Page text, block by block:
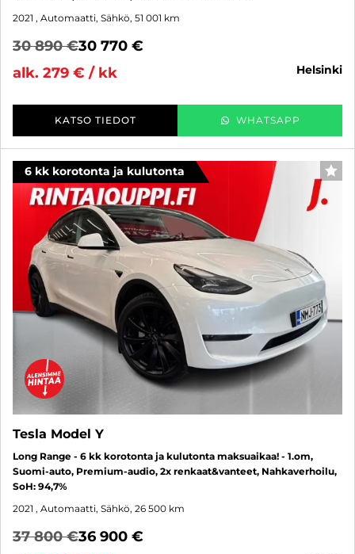
2021 , Automaatti, Sähkö, 51 001 km
30 890 €30 770 €
alk. 279 € / kk
helsinki
KATSO TIEDOT WHATSAPP
6 kk korotonta ja kulutonta
Tesla Model Y
Long Range - 6 kk korotonta ja kulutonta maksuaikaa! - 1.om,
Suomi-auto, Premium-audio, 2x renkaat&vanteet, Nahkaverhoilu,
SoH: 94,7%
2021 , Automaatti, Sähkö, 26 500 km
37 800 €36 900 €